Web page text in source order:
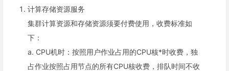
计算存储资源服务
集群计算资源和存储资源须要付费使用，收费标准如
下：
a. CPU机时：按照用户作业占用的CPU核*时收费，独
占作业按照占用节点的所有CPU核收费，排队时间不收